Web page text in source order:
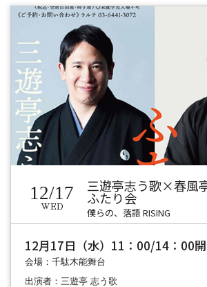
12/17
WED
三遊亭志う歌×春風
ふたり会
僕らの、落語 RISING
12月17日（水）11：00/14：00
会場：千駄木能舞台
出演者：三遊亭 志う歌